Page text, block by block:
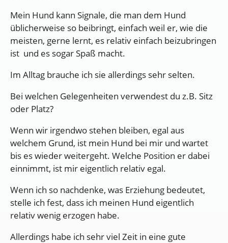
Mein Hund kann Signale, die man dem Hund
üblicherweise so beibringt, einfach weil er, wie die
meisten, gerne lernt, es relativ einfach beizubringen
ist und es sogar Spaß macht.
Im Alltag brauche ich sie allerdings sehr selten.
Bei welchen Gelegenheiten verwendest du z.B. Sitz
oder Platz?
Wenn wir irgendwo stehen bleiben, egal aus
welchem Grund, ist mein Hund bei mir und wartet
bis es wieder weitergeht. Welche Position er dabei
einnimmt, ist mir eigentlich relativ egal.
Wenn ich so nachdenke, was Erziehung bedeutet,
stelle ich fest, dass ich meinen Hund eigentlich
relativ wenig erzogen habe.
Allerdings habe ich sehr viel Zeit in eine gute